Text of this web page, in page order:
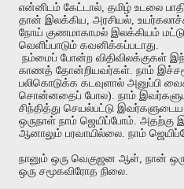
என்னிடம் கேட்டால் தமிழ் உடலை
தான் இலக்கிய அரசியல்
நோய் குணமாகாமல் இலக்கியம்
வெளிப்பாடும் கவனிக்கப்படாது
நம்மைப் போன்ற விதிவிலக்குகள்
காணத் தோன்றியவர்கள் நாம்
பலிகொடுக்க கடவுளால் அனுப்பி
சொன்னதைப் போல). நாம்
சிந்தித்து செயல்பட்டு இவர்களுடைய
ஒருநாள் நாம் ஜெயிப்போம் அதற்கு
ஆனாலும் பரவாயில்லை நாம்
நானும் ஒரு வெகுஜன ஆள் நான்
ஒரு சமூகவிரோத நிலை